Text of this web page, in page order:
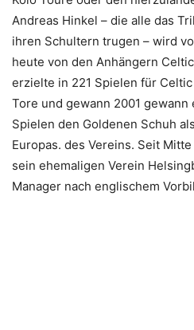
Andreas Hinkel – die alle das
ihren Schultern trugen – wird
heute von den Anhängern
erzielte in 221 Spielen für
Tore und gewann 2001
Spielen den Goldenen Schuh
Europas. des Vereins. Seit
sein ehemaligen Verein
Manager nach englischem